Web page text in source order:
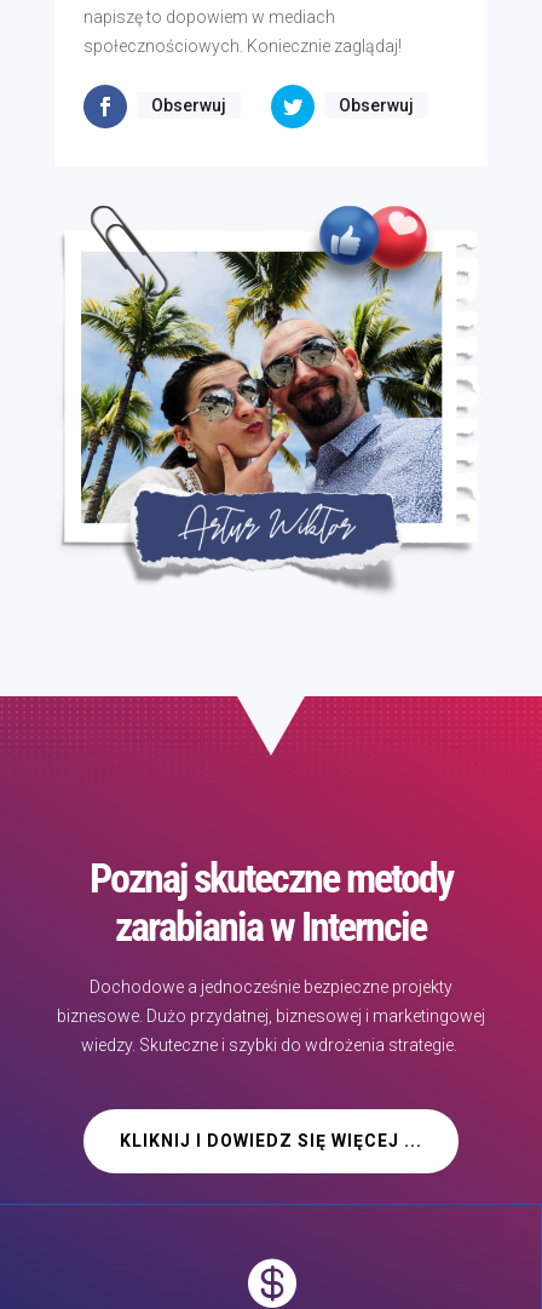
napiszę to dopowiem w mediach
społecznościowych. Koniecznie zaglądaj!
Obserwuj Obserwuj
Poznaj skuteczne metody
zarabiania w Interncie
Dochodowe a jednocześnie bezpieczne projekty
biznesowe. Dużo przydatnej, biznesowej i marketingowej
wiedzy. Skuteczne i szybki do wdrożenia strategie.
KLIKNIJ I DOWIEDZ SIĘ WIĘCEJ ...
